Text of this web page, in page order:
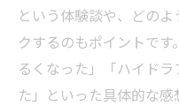
という体験談や、どの
クするのもポイントで
るくなった」「ハイド
た」といった具体的な